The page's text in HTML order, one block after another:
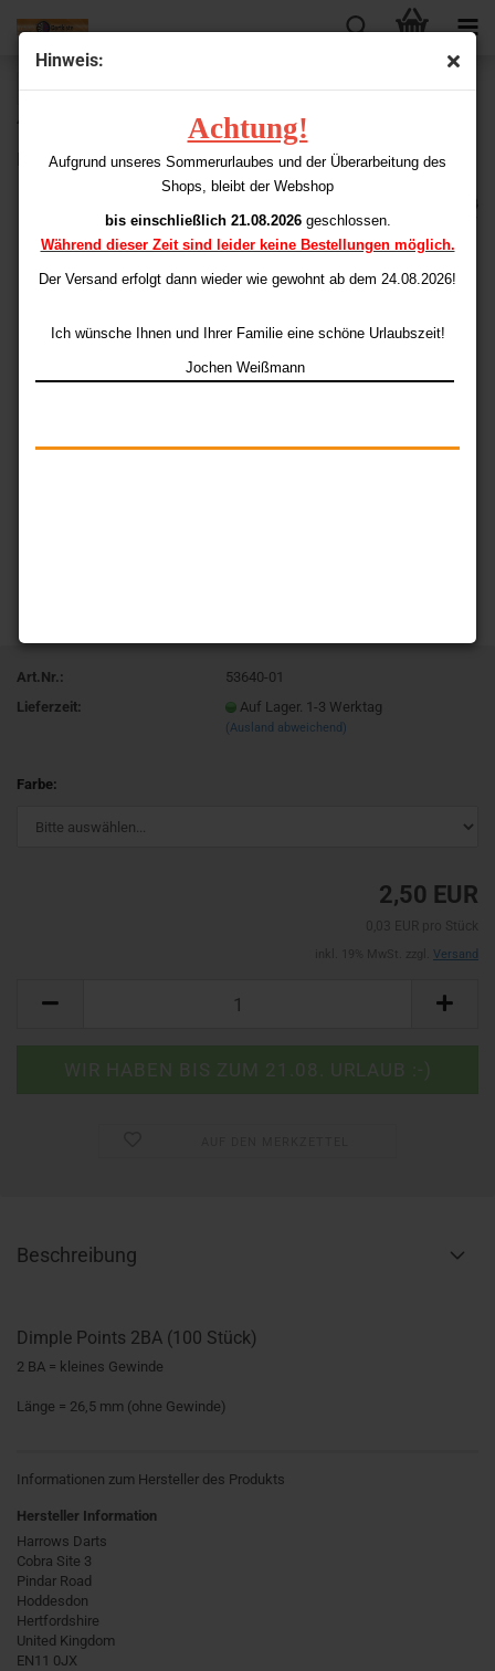
Hinweis:
Achtung!
Aufgrund unseres Sommerurlaubes und der Überarbeitung des
Shops, bleibt der Webshop
bis einschließlich 21.08.2026geschlossen.
Während dieser Zeit sind leider keine Bestellungen möglich.
Der Versand erfolgt dann wieder wie gewohnt ab dem 24.08.2026!
Ich wünsche Ihnen und Ihrer Familie eine schöne Urlaubszeit!
Jochen Weißmann
« Erster « zurück weiter »
Letzter »
43
Artikel in dieser Kategorie
Dimple Points 2BA (100 Stück)
Art.Nr.:
53640-01
Lieferzeit:
Auf Lager. 1-3 Werktag
(Ausland abweichend)
Farbe:
2,50 EUR
Versand
Beschreibung
Dimple Points 2BA (100 Stück)
2 BA = kleines Gewinde
Länge = 26,5 mm (ohne Gewinde)
Informationen zum Hersteller des Produkts
Hersteller Information
Harrows Darts
Cobra Site 3
Pindar Road
Hoddesdon
Hertfordshire
United Kingdom
EN11 0JX